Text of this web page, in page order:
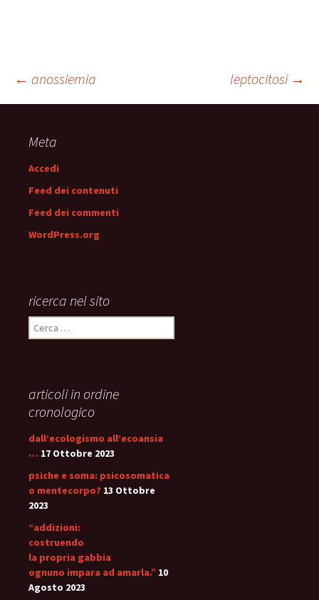
Navigazione
articolo
← anossiemia leptocitosi →
Meta
Accedi
Feed dei contenuti
Feed dei commenti
WordPress.org
ricerca nel sito
Ricerca
per:
articoli in ordine
cronologico
dall’ecologismo all’ecoansia
… 17 Ottobre 2023
psiche e soma: psicosomatica
o mentecorpo? 13 Ottobre
2023
“addizioni:
costruendo
la propria gabbia
ognuno impara ad amarla.” 10
Agosto 2023